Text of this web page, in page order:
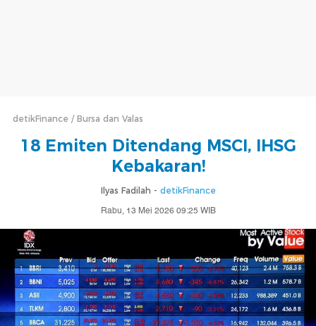
detikFinance Bursa dan Valas
18 Emiten Ditendang MSCI, IHSG
Kebakaran!
Ilyas Fadilah - detikFinance
Rabu, 13 Mei 2026 09:25 WIB